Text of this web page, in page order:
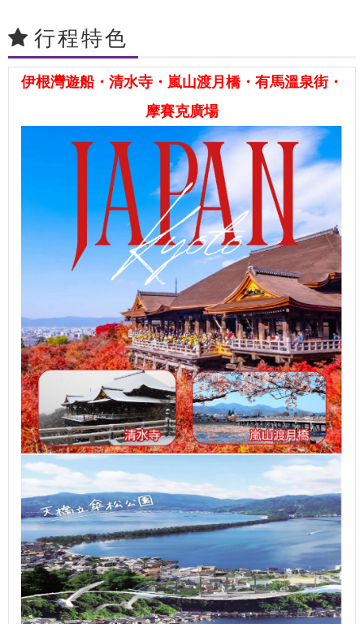
行程特色
伊根灣遊船・清水寺・嵐山渡月橋・有馬溫泉街・
摩賽克廣場